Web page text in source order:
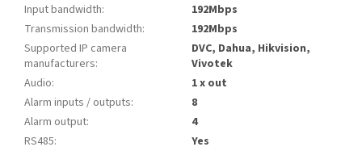
Input bandwidth:
192Mbps
Transmission bandwidth:
192Mbps
Supported IP camera
manufacturers:
DVC, Dahua, Hikvision,
Vivotek
Audio:
1 x out
Alarm inputs / outputs:
8
Alarm output:
4
RS485:
Yes